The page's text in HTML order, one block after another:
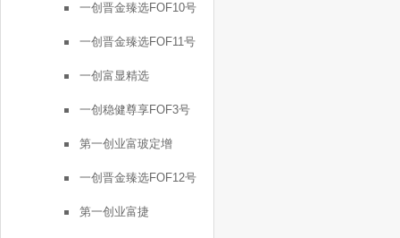
一创晋金臻选FOF10号
一创晋金臻选FOF11号
一创富显精选
一创稳健尊享FOF3号
第一创业富玻定增
一创晋金臻选FOF12号
第一创业富捷